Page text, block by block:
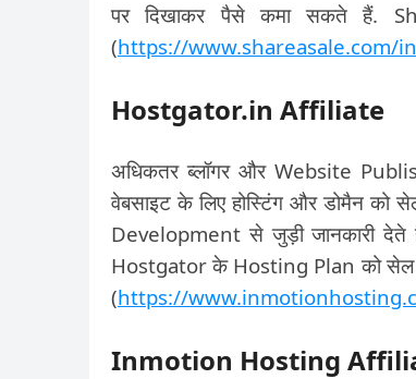
पर दिखाकर पैसे कमा सकते हैं.
(https://www.shareasale.com/
Hostgator.in Affiliate
अधिकतर ब्लॉगर और Website
वेबसाइट के लिए होस्टिंग और डोमैन को
Development से जुड़ी जानकारी
Hostgator के Hosting Plan को
(https://
Inmotion Hosting